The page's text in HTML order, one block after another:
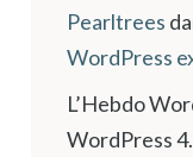
Pearltrees
WordPress
L’Hebdo
WordPress